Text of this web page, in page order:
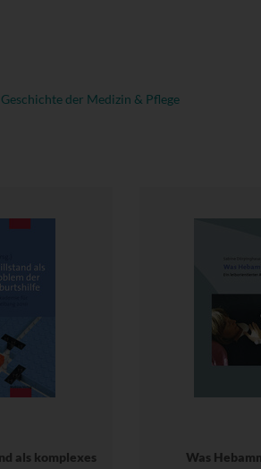
Geschichte der Medizin & Pflege
als komplexes
Was